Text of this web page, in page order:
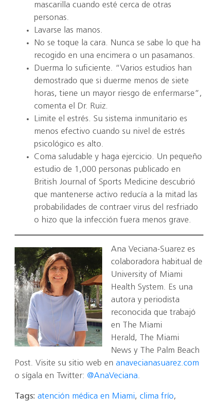
mascarilla cuando esté cerca de otras
personas.
Lavarse las manos.
No se toque la cara. Nunca se sabe lo que ha
recogido en una encimera o un pasamanos.
Duerma lo suficiente. “Varios estudios han
demostrado que si duerme menos de siete
horas, tiene un mayor riesgo de enfermarse”,
comenta el Dr. Ruiz.
Limite el estrés. Su sistema inmunitario es
menos efectivo cuando su nivel de estrés
psicológico es alto.
Coma saludable y haga ejercicio. Un pequeño
estudio de 1,000 personas publicado en
British Journal of Sports Medicine descubrió
que mantenerse activo reducía a la mitad las
probabilidades de contraer virus del resfriado
o hizo que la infección fuera menos grave.
Ana Veciana-Suarez es
colaboradora habitual de
University of Miami
Health System. Es una
autora y periodista
reconocida que trabajó
en The Miami
Herald, The Miami
News y The Palm Beach
Post. Visite su sitio web en anavecianasuarez.com
o sígala en Twitter: @AnaVeciana.
Tags: atención médica en Miami, clima frío,